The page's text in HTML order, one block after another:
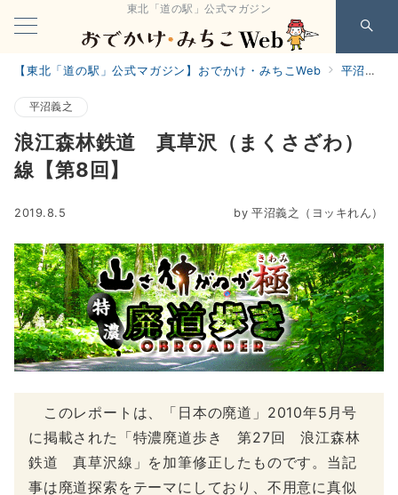
東北「道の駅」公式マガジン
【東北「道の駅」公式マガジン】おでかけ・みちこWeb 平沼義之
平沼義之
浪江森林鉄道 真草沢（まくさざわ）
線【第8回】
2019.8.5 by 平沼義之（ヨッキれん）
このレポートは、「日本の廃道」2010年5月号
に掲載された「特濃廃道歩き 第27回 浪江森林
鉄道 真草沢線」を加筆修正したものです。当記
事は廃道探索をテーマにしており、不用意に真似